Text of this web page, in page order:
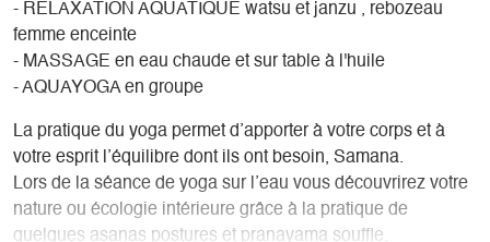
- RELAXATION AQUATIQUE watsu et janzu , rebozeau
femme enceinte
- MASSAGE en eau chaude et sur table à l'huile
- AQUAYOGA en groupe
La pratique du yoga permet d’apporter à votre corps et à
votre esprit l’équilibre dont ils ont besoin, Samana.
Lors de la séance de yoga sur l’eau vous découvrirez votre
nature ou écologie intérieure grâce à la pratique de
quelques asanas postures et pranayama souffle.